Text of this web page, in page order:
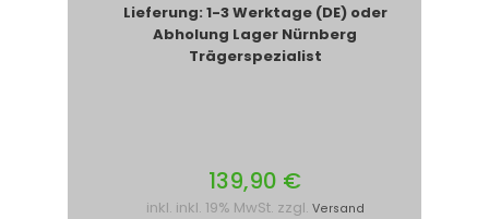
Lieferung: 1-3 Werktage (DE) oder
Abholung Lager Nürnberg
Trägerspezialist
139,90 €
inkl. inkl. 19% MwSt. zzgl. Versand